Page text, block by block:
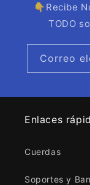
👇Recibe
TODO
Correo
Enlaces
Cuerdas
Soportes y